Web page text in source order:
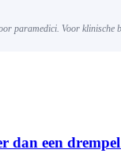
paramedici. Voor
dan een